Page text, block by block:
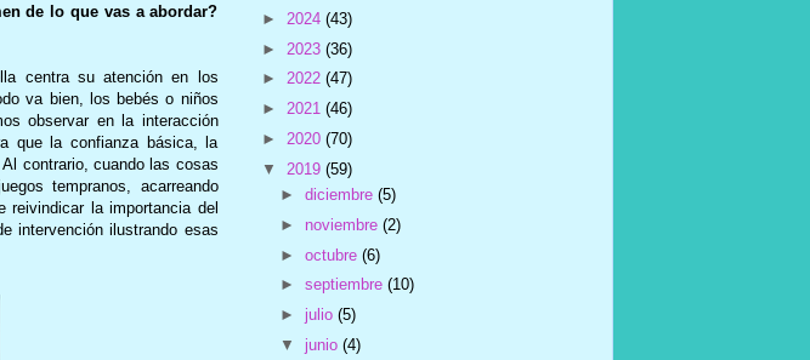
de lo que vas a abordar?
centra su atención en los
va bien, los bebés o niños
observar en la interacción
que la confianza básica, la
contrario, cuando las cosas
tempranos, acarreando
reivindicar la importancia del
intervención ilustrando esas
► 2024 (43)
► 2023 (36)
► 2022 (47)
► 2021 (46)
► 2020 (70)
▼ 2019 (59)
►diciembre(5)
► noviembre(2)
►octubre(6)
►septiembre(10)
►julio(5)
▼junio(4)